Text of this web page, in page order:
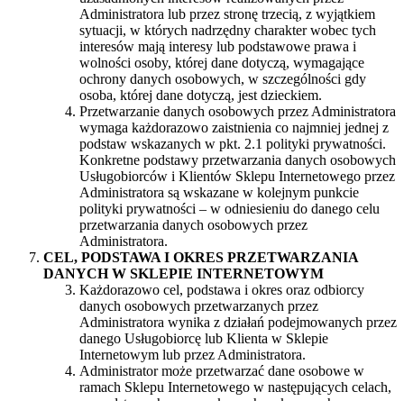
Administratora lub przez stronę trzecią, z wyjątkiem
sytuacji, w których nadrzędny charakter wobec tych
interesów mają interesy lub podstawowe prawa i
wolności osoby, której dane dotyczą, wymagające
ochrony danych osobowych, w szczególności gdy
osoba, której dane dotyczą, jest dzieckiem.
Przetwarzanie danych osobowych przez Administratora
wymaga każdorazowo zaistnienia co najmniej jednej z
podstaw wskazanych w pkt. 2.1 polityki prywatności.
Konkretne podstawy przetwarzania danych osobowych
Usługobiorców i Klientów Sklepu Internetowego przez
Administratora są wskazane w kolejnym punkcie
polityki prywatności – w odniesieniu do danego celu
przetwarzania danych osobowych przez
Administratora.
CEL, PODSTAWA I OKRES PRZETWARZANIA
DANYCH W SKLEPIE INTERNETOWYM
Każdorazowo cel, podstawa i okres oraz odbiorcy
danych osobowych przetwarzanych przez
Administratora wynika z działań podejmowanych przez
danego Usługobiorcę lub Klienta w Sklepie
Internetowym lub przez Administratora.
Administrator może przetwarzać dane osobowe w
ramach Sklepu Internetowego w następujących celach,